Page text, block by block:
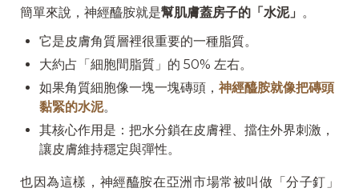
簡單來說，神經醯胺就是幫肌膚蓋房子的「水泥」 。
它是皮膚角質層裡很重要的一種脂質。
大約占「細胞間脂質」的 50% 左右。
如果角質細胞像一塊一塊磚頭， 神經醯胺就像把磚頭
黏緊的水泥。
其核心作用是：把水分鎖在皮膚裡、擋住外界刺激，
讓皮膚維持穩定與彈性。
也因為這樣，神經醯胺在亞洲市場常被叫做「分子釘」